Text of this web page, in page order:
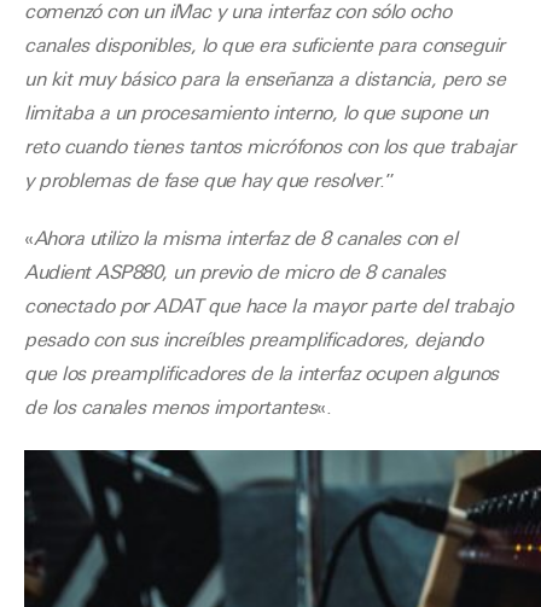
comenzó con un iMac y una interfaz con sólo ocho
canales disponibles, lo que era suficiente para conseguir
un kit muy básico para la enseñanza a distancia, pero se
limitaba a un procesamiento interno, lo que supone un
reto cuando tienes tantos micrófonos con los que trabajar
y problemas de fase que hay que resolver.”
«Ahora utilizo la misma interfaz de 8 canales con el
Audient ASP880, un previo de micro de 8 canales
conectado por ADAT que hace la mayor parte del trabajo
pesado con sus increíbles preamplificadores, dejando
que los preamplificadores de la interfaz ocupen algunos
de los canales menos importantes«.